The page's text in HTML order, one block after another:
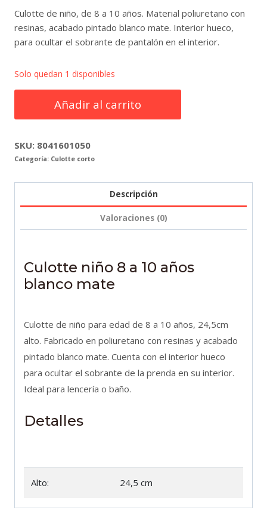
Culotte de niño, de 8 a 10 años. Material poliuretano con
resinas, acabado pintado blanco mate. Interior hueco,
para ocultar el sobrante de pantalón en el interior.
Solo quedan 1 disponibles
a
10
mate
Añadir al carrito
SKU: 8041601050
Categoría: Culotte corto
Descripción
Valoraciones (0)
Culotte niño 8 a 10 años
blanco mate
Culotte de niño para edad de 8 a 10 años, 24,5cm
alto. Fabricado en poliuretano con resinas y acabado
pintado blanco mate. Cuenta con el interior hueco
para ocultar el sobrante de la prenda en su interior.
Ideal para lencería o baño.
Detalles
Alto: 24,5 cm